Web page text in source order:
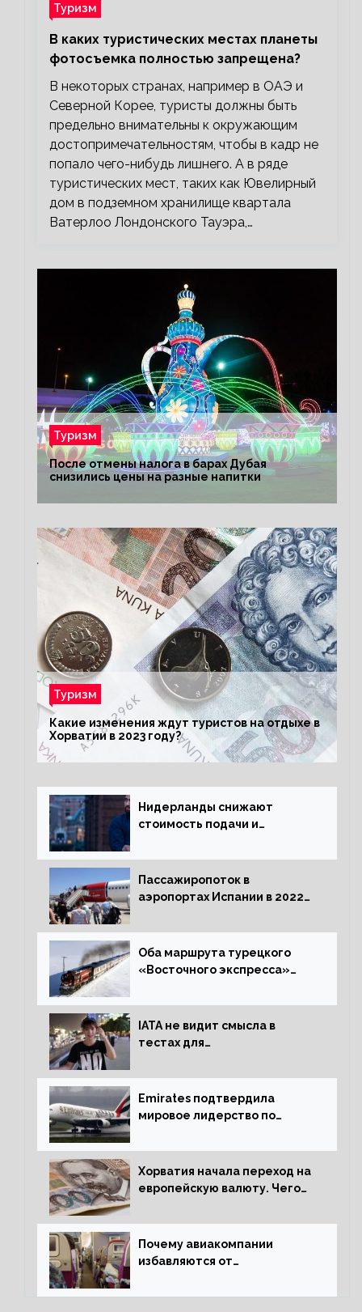
Туризм
В каких туристических местах планеты
фотосъемка полностью запрещена?
В некоторых странах, например в ОАЭ и
Северной Корее, туристы должны быть
предельно внимательны к окружающим
достопримечательностям, чтобы в кадр не
попало чего-нибудь лишнего. А в ряде
туристических мест, таких как Ювелирный
дом в подземном хранилище квартала
Ватерлоо Лондонского Тауэра,…
Туризм
После отмены налога в барах Дубая
снизились цены на разные напитки
Туризм
Какие изменения ждут туристов на отдыхе в
Хорватии в 2023 году?
Нидерланды снижают
стоимость подачи и
жительство
Пассажиропоток в
аэропортах Испании в 2022
процентов
Оба маршрута турецкого
«Восточного экспресса»
IATA не видит смысла в
тестах для
Emirates подтвердила
мировое лидерство по
Хорватия начала переход на
европейскую валюту. Чего
Почему авиакомпании
избавляются от